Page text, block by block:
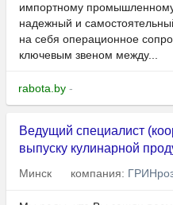
импортному
надежный и
на себя операционное
ключевым звеном между...
rabota.by -
Ведущий специалист
выпуску кулинарной
Минск компания: